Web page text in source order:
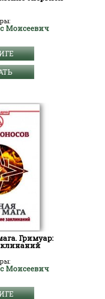
Моисеевич
Гримуар:
Моисеевич